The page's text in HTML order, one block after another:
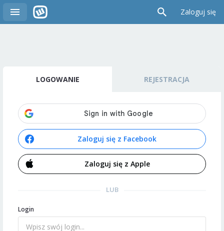
Zaloguj się
LOGOWANIE REJESTRACJA
Zaloguj się z Facebook
Zaloguj się z Apple
LUB
Login